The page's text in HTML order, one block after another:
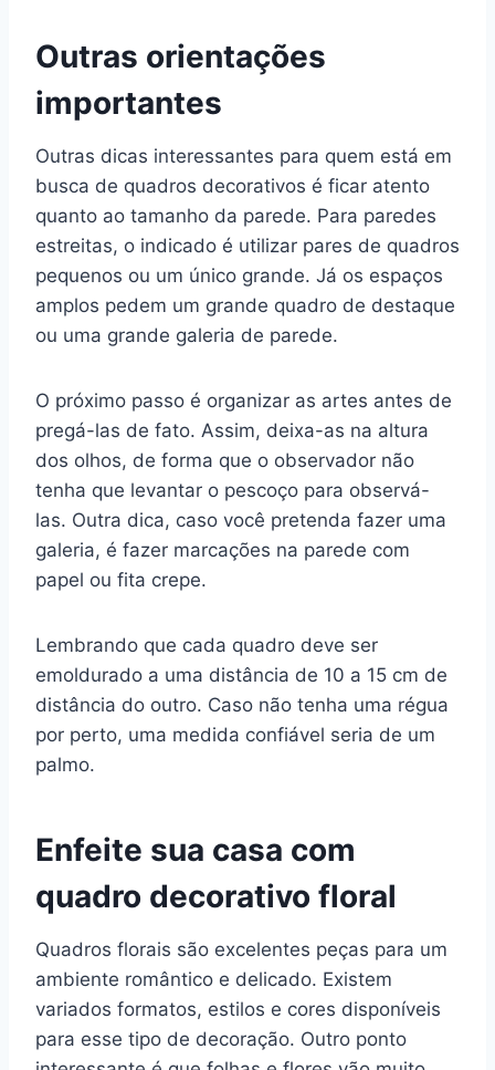
Outras orientações
importantes
Outras dicas interessantes para quem está em
busca de quadros decorativos é ficar atento
quanto ao tamanho da parede. Para paredes
estreitas, o indicado é utilizar pares de quadros
pequenos ou um único grande. Já os espaços
amplos pedem um grande quadro de destaque
ou uma grande galeria de parede.
O próximo passo é organizar as artes antes de
pregá-las de fato. Assim, deixa-as na altura
dos olhos, de forma que o observador não
tenha que levantar o pescoço para observá-
las. Outra dica, caso você pretenda fazer uma
galeria, é fazer marcações na parede com
papel ou fita crepe.
Lembrando que cada quadro deve ser
emoldurado a uma distância de 10 a 15 cm de
distância do outro. Caso não tenha uma régua
por perto, uma medida confiável seria de um
palmo.
Enfeite sua casa com
quadro decorativo floral
Quadros florais são excelentes peças para um
ambiente romântico e delicado. Existem
variados formatos, estilos e cores disponíveis
para esse tipo de decoração. Outro ponto